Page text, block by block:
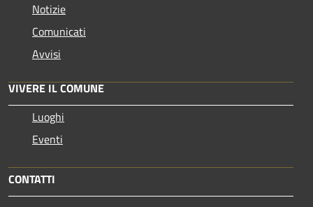
Notizie
Comunicati
Avvisi
VIVERE IL COMUNE
Luoghi
Eventi
CONTATTI